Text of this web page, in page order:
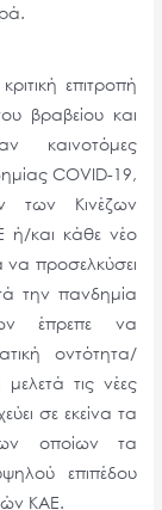
επιτροπή
βραβείου και
καινοτόμες
COVID-19,
των Κινέζων
ή/και κάθε νέο
να προσελκύσει
την πανδημία
έπρεπε να
οντότητα/
τις νέες
σε εκείνα τα
οποίων τα
επιπέδου
ΚΑΕ.